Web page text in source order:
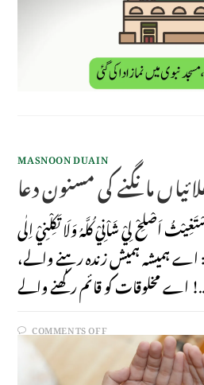
MASNOON DUAIN
مانگنے کی مسنون دعا
اَصْلِحْ لِيْ شَاْنِيْ كُلَّهُ وَلَا تَكِلْنِيْ اِلٰى
اے ہمیشہ ہمیش زندہ رہنے والے،
والے !…
COMMENTS OFF